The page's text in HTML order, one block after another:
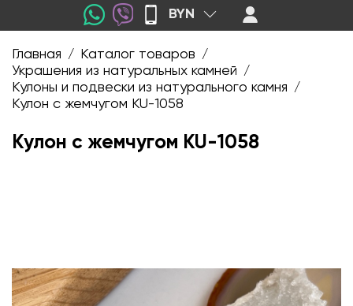
BYN
Главная / Каталог товаров /
Украшения из натуральных камней /
Кулоны и подвески из натурального камня /
Кулон с жемчугом KU-1058
Кулон с жемчугом KU-1058